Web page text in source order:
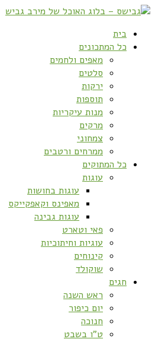
בית
כל המתכונים
מאפים ולחמים
סלטים
ירקות
תוספות
מנות עיקריות
מרקים
צמחוני
ממרחים ורטבים
כל המתוקים
עוגות
עוגות בחושות
מאפינס וקאפקייקס
עוגות גבינה
פאי וטארט
עוגיות וחיתוכיות
קינוחים
שוקולד
חגים
ראש השנה
יום כיפור
חנוכה
ט”ו בשבט